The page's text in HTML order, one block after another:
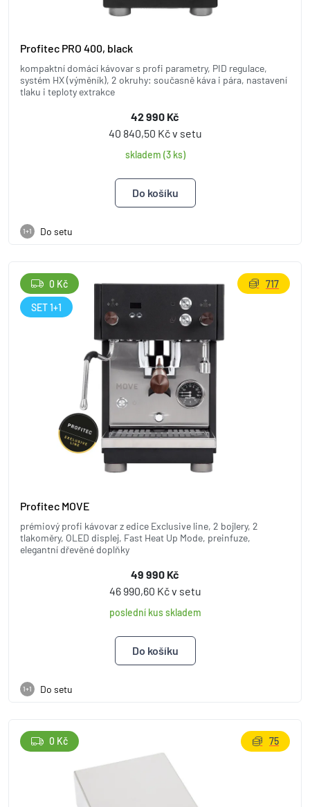
Profitec PRO 400, black
kompaktní domácí kávovar s profi parametry, PID regulace,
systém HX (výměník), 2 okruhy: současně káva i pára, nastavení
tlaku i teploty extrakce
42 990 Kč
40 840,50 Kč v setu
skladem (3 ks)
1+1 Do setu
Profitec MOVE
prémiový profi kávovar z edice Exclusive line, 2 bojlery, 2
tlakoměry, OLED displej, Fast Heat Up Mode, preinfuze,
elegantní dřevěné doplňky
49 990 Kč
46 990,60 Kč v setu
poslední kus skladem
1+1 Do setu
0 Kč
SET 1+1
717
0 Kč 75